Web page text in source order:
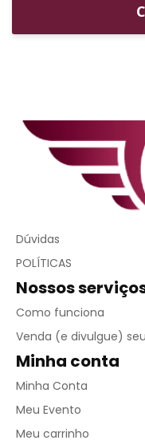
Dúvidas
POLÍTICAS
Nossos
Como funciona
Venda (e divulgue)
Minha conta
Minha Conta
Meu Evento
Meu carrinho